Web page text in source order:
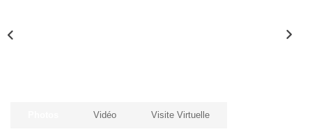
Vidéo Visite Virtuelle